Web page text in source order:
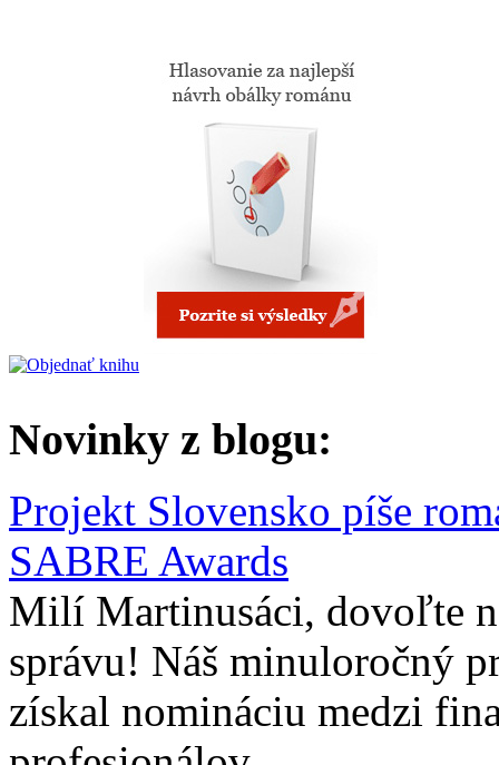
Novinky z blogu:
Projekt Slovensko píše
SABRE Awards
Milí Martinusáci, dovoľte
správu! Náš minuloročný
získal nomináciu medzi